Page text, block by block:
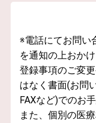
※電話にてお問い
を通知の上おかけ
登録事項のご変
はなく書面(お問
FAXなど)でのお
また、個別の医